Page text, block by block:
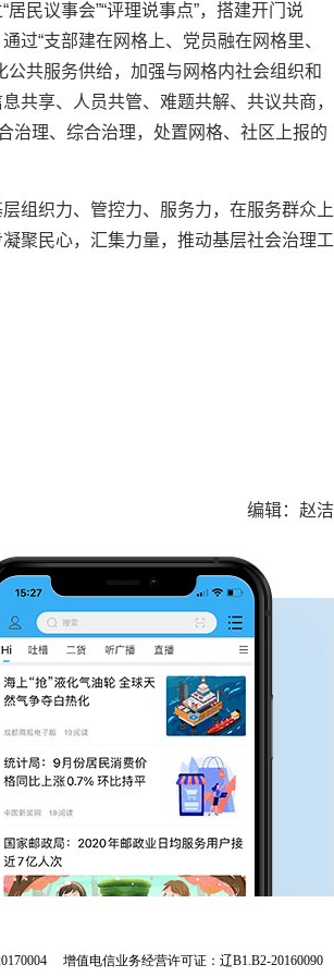
民议事会”“评理说事点”，搭建开门说
过“支部建在网格上、党员融在网格里、
共服务供给，加强与网格内社会组织和
共享、人员共管、难题共解、共议共商，
治理、综合治理，处置网格、社区上报的
组织力、管控力、服务力，在服务群众上
聚民心，汇集力量，推动基层社会治理工
编辑：赵洁